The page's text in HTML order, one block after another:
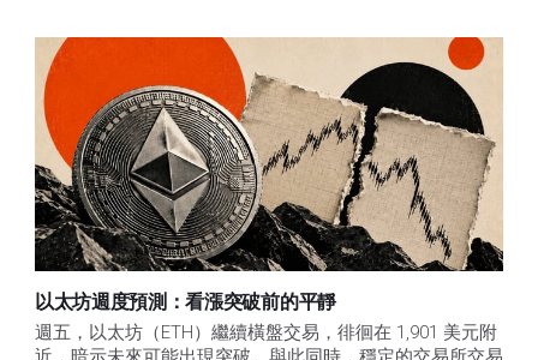
以太坊週度預測：看漲突破前的平靜
週五，以太坊（ETH）繼續橫盤交易，徘徊在 1,901 美元附